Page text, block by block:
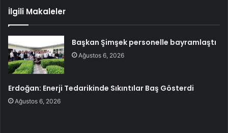
İlgili Makaleler
Başkan Şimşek personelle bayramlaştı
Ağustos 6, 2026
Erdoğan: Enerji Tedarikinde Sıkıntılar Baş Gösterdi
Ağustos 6, 2026